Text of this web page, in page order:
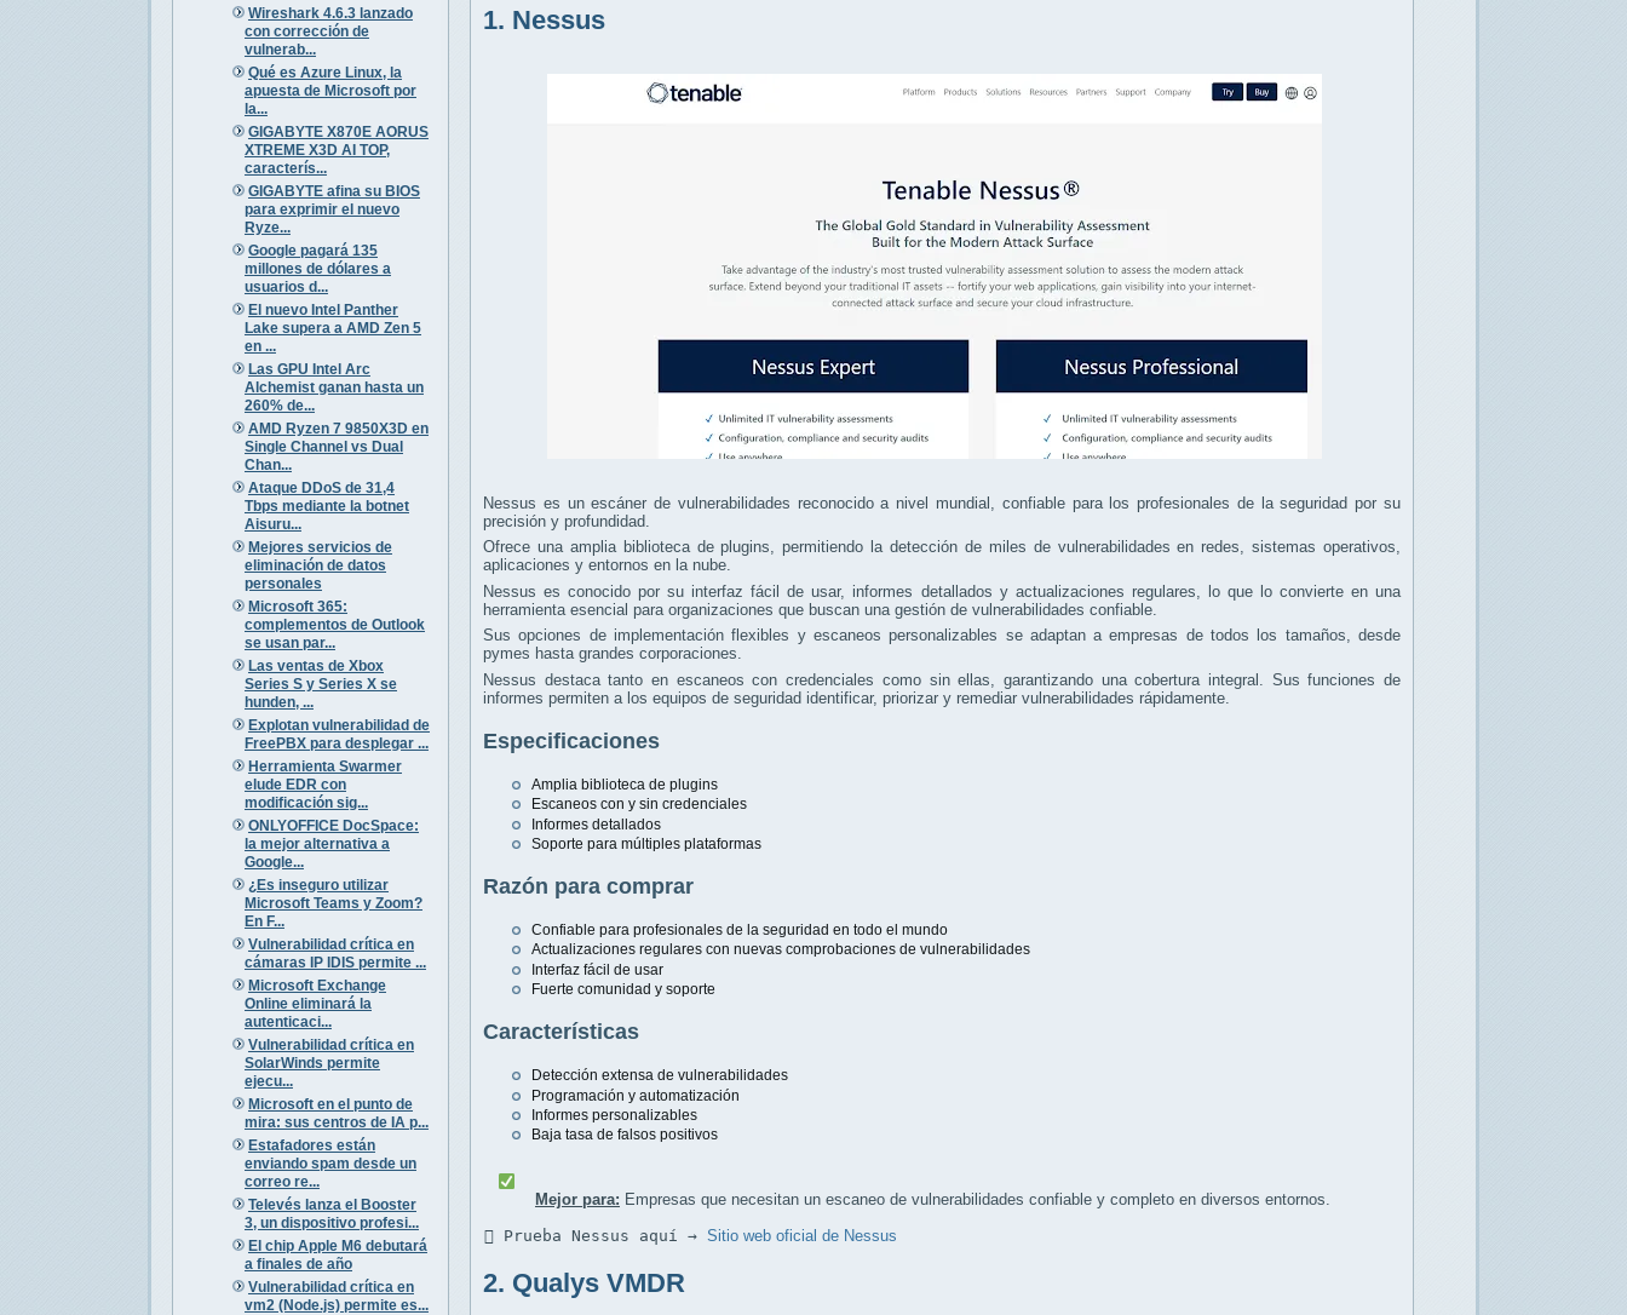
Wireshark 4.6.3 lanzado
con corrección de
vulnerab...
Qué es Azure Linux, la
apuesta de Microsoft por
la...
GIGABYTE X870E AORUS
XTREME X3D AI TOP,
caracterís...
GIGABYTE afina su BIOS
para exprimir el nuevo
Ryze...
Google pagará 135
millones de dólares a
usuarios d...
El nuevo Intel Panther
Lake supera a AMD Zen 5
en ...
Las GPU Intel Arc
Alchemist ganan hasta un
260% de...
AMD Ryzen 7 9850X3D en
Single Channel vs Dual
Chan...
Ataque DDoS de 31,4
Tbps mediante la botnet
Aisuru...
Mejores servicios de
eliminación de datos
personales
Microsoft 365:
complementos de Outlook
se usan par...
Las ventas de Xbox
Series S y Series X se
hunden, ...
Explotan vulnerabilidad de
FreePBX para desplegar ...
Herramienta Swarmer
elude EDR con
modificación sig...
ONLYOFFICE DocSpace:
la mejor alternativa a
Google...
¿Es inseguro utilizar
Microsoft Teams y Zoom?
En F...
Vulnerabilidad crítica en
cámaras IP IDIS permite ...
Microsoft Exchange
Online eliminará la
autenticaci...
Vulnerabilidad crítica en
SolarWinds permite
ejecu...
Microsoft en el punto de
mira: sus centros de IA p...
Estafadores están
enviando spam desde un
correo re...
Televés lanza el Booster
3, un dispositivo profesi...
El chip Apple M6 debutará
a finales de año
Vulnerabilidad crítica en
vm2 (Node.js) permite es...
1. Nessus
Nessus es un escáner de vulnerabilidades reconocido a nivel mundial, confiable para los profesionales de la seguridad por su
precisión y profundidad.
Ofrece una amplia biblioteca de plugins, permitiendo la detección de miles de vulnerabilidades en redes, sistemas operativos,
aplicaciones y entornos en la nube.
Nessus es conocido por su interfaz fácil de usar, informes detallados y actualizaciones regulares, lo que lo convierte en una
herramienta esencial para organizaciones que buscan una gestión de vulnerabilidades confiable.
Sus opciones de implementación flexibles y escaneos personalizables se adaptan a empresas de todos los tamaños, desde
pymes hasta grandes corporaciones.
Nessus destaca tanto en escaneos con credenciales como sin ellas, garantizando una cobertura integral. Sus funciones de
informes permiten a los equipos de seguridad identificar, priorizar y remediar vulnerabilidades rápidamente.
Especificaciones
Amplia biblioteca de plugins
Escaneos con y sin credenciales
Informes detallados
Soporte para múltiples plataformas
Razón para comprar
Confiable para profesionales de la seguridad en todo el mundo
Actualizaciones regulares con nuevas comprobaciones de vulnerabilidades
Interfaz fácil de usar
Fuerte comunidad y soporte
Características
Detección extensa de vulnerabilidades
Programación y automatización
Informes personalizables
Baja tasa de falsos positivos
Mejor para: Empresas que necesitan un escaneo de vulnerabilidades confiable y completo en diversos entornos.
 Prueba Nessus aquí → Sitio web oficial de Nessus
2. Qualys VMDR